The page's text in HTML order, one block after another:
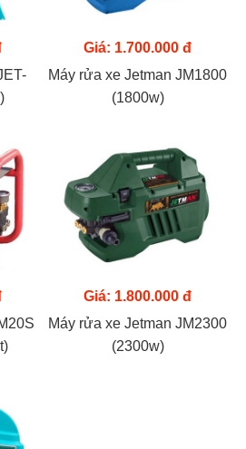
Giá: 1.700.000 đ
Máy rửa xe Jetman JM1800
(1800w)
Giá: 1.800.000 đ
Máy rửa xe Jetman JM2300
(2300w)